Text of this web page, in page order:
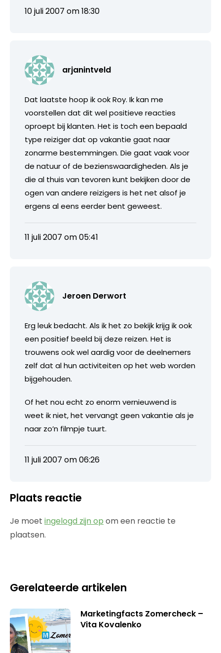
10 juli 2007 om 18:30
arjanintveld
Dat laatste hoop ik ook Roy. Ik kan me
voorstellen dat dit wel positieve reacties
oproept bij klanten. Het is toch een bepaald
type reiziger dat op vakantie gaat naar
zonarme bestemmingen. Die gaat vaak voor
de natuur of de bezienswaardigheden. Als je
die al thuis van tevoren kunt bekijken door de
ogen van andere reizigers is het net alsof je
ergens al eens eerder bent geweest.
11 juli 2007 om 05:41
Jeroen Derwort
Erg leuk bedacht. Als ik het zo bekijk krijg ik ook
een positief beeld bij deze reizen. Het is
trouwens ook wel aardig voor de deelnemers
zelf dat al hun activiteiten op het web worden
bijgehouden.
Of het nou echt zo enorm vernieuwend is
weet ik niet, het vervangt geen vakantie als je
naar zo’n filmpje tuurt.
11 juli 2007 om 06:26
Plaats reactie
Je moet ingelogd zijn op om een reactie te
plaatsen.
Gerelateerde artikelen
Marketingfacts Zomercheck –
Vita Kovalenko